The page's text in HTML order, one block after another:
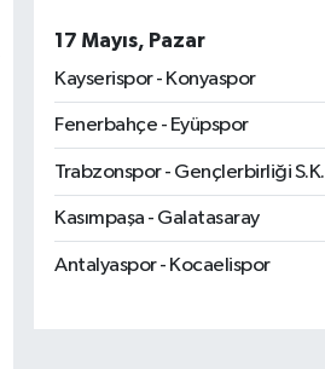
17 Mayıs, Pazar
Kayserispor - Konyaspor
Fenerbahçe - Eyüpspor
Trabzonspor - Gençlerbirliği S.K.
Kasımpaşa - Galatasaray
Antalyaspor - Kocaelispor